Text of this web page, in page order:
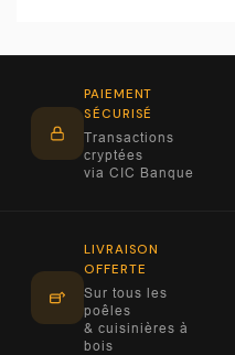
PAIEMENT
SÉCURISÉ
Transactions
cryptées
via CIC Banque
LIVRAISON
OFFERTE
Sur tous les
poêles
& cuisinières à
bois